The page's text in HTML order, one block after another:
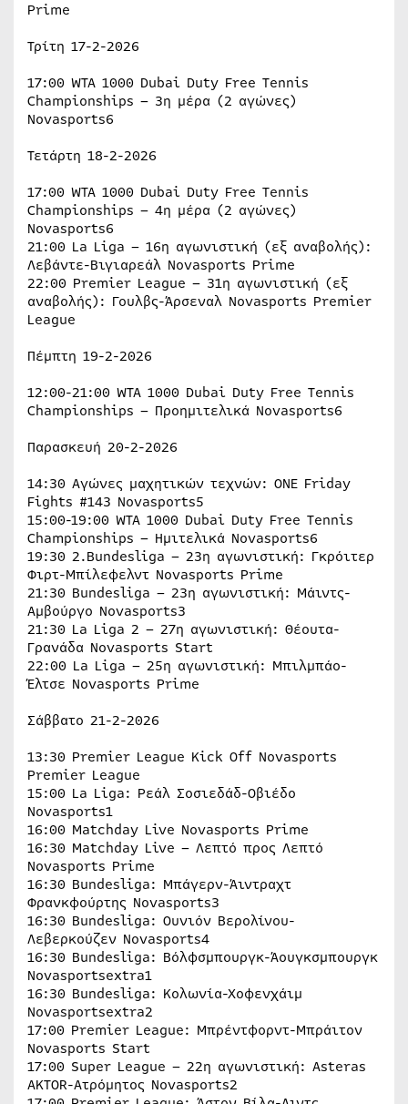
Prime
Τρίτη 17-2-2026
17:00 WTA 1000 Dubai Duty Free Tennis
Championships – 3η μέρα (2 αγώνες)
Novasports6
Τετάρτη 18-2-2026
17:00 WTA 1000 Dubai Duty Free Tennis
Championships – 4η μέρα (2 αγώνες)
Novasports6
21:00 La Liga – 16η αγωνιστική (εξ αναβολής):
Λεβάντε-Βιγιαρεάλ Novasports Prime
22:00 Premier League – 31η αγωνιστική (εξ
αναβολής): Γουλβς-Άρσεναλ Novasports Premier
League
Πέμπτη 19-2-2026
12:00-21:00 WTA 1000 Dubai Duty Free Tennis
Championships – Προημιτελικά Novasports6
Παρασκευή 20-2-2026
14:30 Αγώνες μαχητικών τεχνών: ONE Friday
Fights #143 Novasports5
15:00-19:00 WTA 1000 Dubai Duty Free Tennis
Championships – Hμιτελικά Novasports6
19:30 2.Bundesliga – 23η αγωνιστική: Γκρόιτερ
Φιρτ-Μπίλεφελντ Novasports Prime
21:30 Bundesliga – 23η αγωνιστική: Μάιντς-
Αμβούργο Novasports3
21:30 La Liga 2 – 27η αγωνιστική: Θέουτα-
Γρανάδα Novasports Start
22:00 La Liga – 25η αγωνιστική: Μπιλμπάο-
Έλτσε Novasports Prime
Σάββατο 21-2-2026
13:30 Premier League Kick Off Novasports
Premier League
15:00 La Liga: Ρεάλ Σοσιεδάδ-Οβιέδο
Novasports1
16:00 Matchday Live Novasports Prime
16:30 Matchday Live – Λεπτό προς Λεπτό
Novasports Prime
16:30 Bundesliga: Μπάγερν-Άιντραχτ
Φρανκφούρτης Novasports3
16:30 Bundesliga: Ουνιόν Βερολίνου-
Λεβερκούζεν Novasports4
16:30 Bundesliga: Βόλφσμπουργκ-Άουγκσμπουργκ
Novasportsextra1
16:30 Bundesliga: Κολωνία-Χοφενχάιμ
Novasportsextra2
17:00 Premier League: Μπρέντφορντ-Μπράιτον
Novasports Start
17:00 Super League – 22η αγωνιστική: Asteras
AKTOR-Ατρόμητος Novasports2